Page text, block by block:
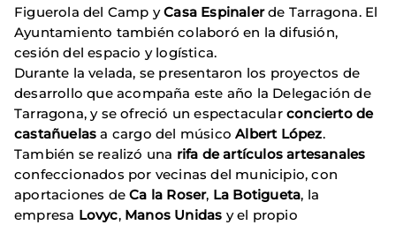
Figuerola del Camp yCasa Espinalerde Tarragona. El
Ayuntamiento también colaboró en la difusión,
cesión del espacio y logística.
Durante la velada, se presentaron los proyectos de
desarrollo que acompaña este año la Delegación de
Tarragona, y se ofreció un espectacular concierto de
castañuelas a cargo del músicoAlbert López.
También se realizó una rifa de artículos artesanales
confeccionados por vecinas del municipio, con
aportaciones deCa la Roser, La Botigueta, la
empresa Lovyc, Manos Unidas y el propio